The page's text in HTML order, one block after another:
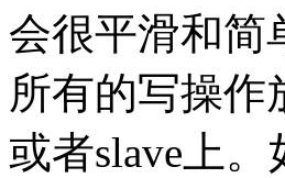
会很平滑和简
所有的写操作
或者slave上